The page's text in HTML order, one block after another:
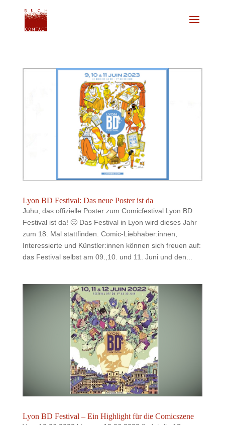
Lyon BD Festival: Das neue Poster ist da
Juhu, das offizielle Poster zum Comicfestival Lyon BD
Festival ist da! 🙂 Das Festival in Lyon wird dieses Jahr
zum 18. Mal stattfinden. Comic-Liebhaber:innen,
Interessierte und Künstler:innen können sich freuen auf:
das Festival selbst am 09.,10. und 11. Juni und den...
Lyon BD Festival – Ein Highlight für die Comicszene